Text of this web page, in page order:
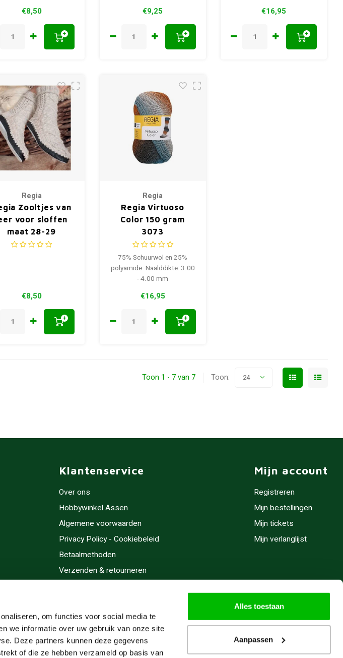
om functies voor social media te
we informatie over uw gebruik van onze site
Deze partners kunnen deze gegevens
of die ze hebben verzameld op basis van
Alles toestaan
Aanpassen
€8,50
+
€9,25
+
€16,95
+
Regia
Zooltjes van
voor sloffen
maat 28-29
€8,50
+
Regia
Regia Virtuoso
Color 150 gram
3073
75% Schuurwol en 25%
polyamide. Naalddikte: 3.00
- 4.00 mm
€16,95
+
Toon 1 - 7 van 7 Toon: 24
Klantenservice
Over ons
Hobbywinkel Assen
Algemene voorwaarden
Privacy Policy - Cookiebeleid
Betaalmethoden
Verzenden & retourneren
Cadeaubonnen
Inlijsten
Servicegebieden
Mijn account
Registreren
Mijn bestellingen
Mijn tickets
Mijn verlanglijst